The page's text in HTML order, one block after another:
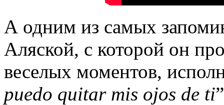
А одним из самых
Аляской, с которой он
веселых моментов,
puedo quitar mis ojos de ti